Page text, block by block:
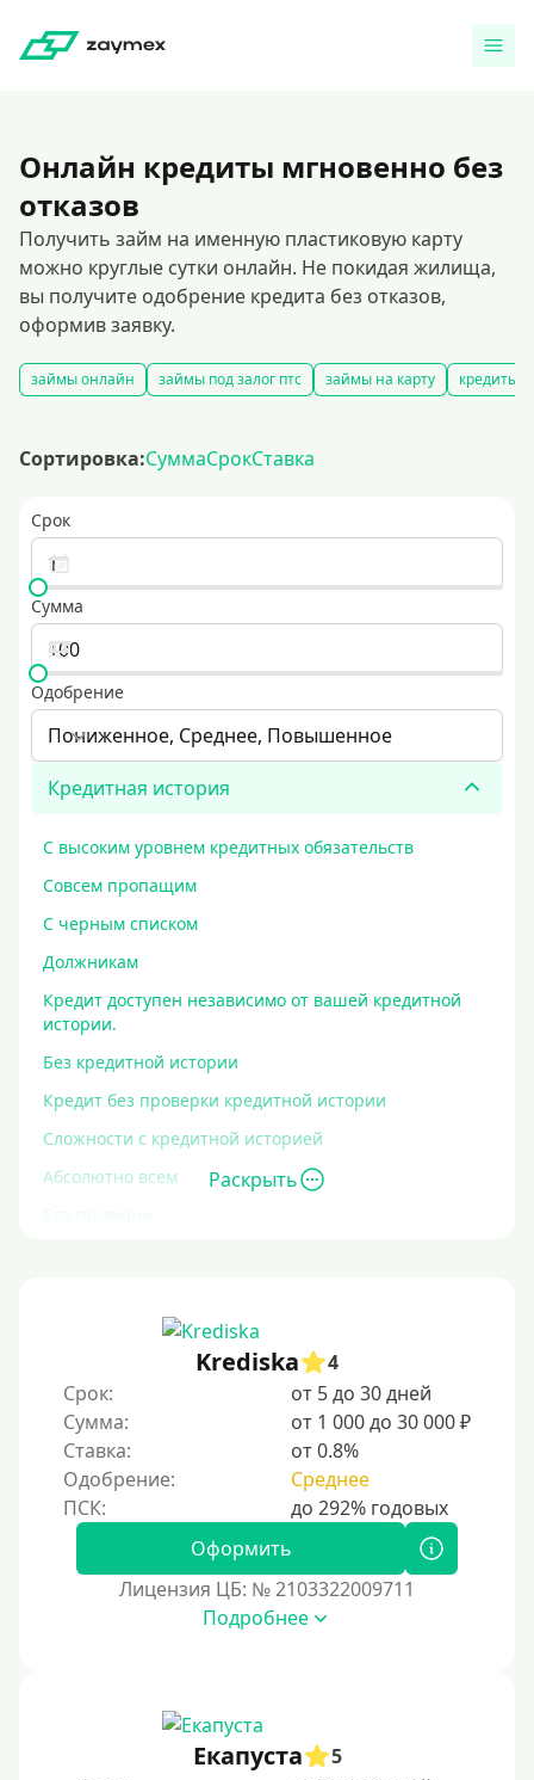
Онлайн кредиты мгновенно без
отказов
Получить займ на именную пластиковую карту
можно круглые сутки онлайн. Не покидая жилища,
вы получите одобрение кредита без отказов,
оформив заявку.
займы онлайн займы под залог птс займы на карту кредиты и
Сортировка:СуммаСрокСтавка
Срок
Сумма
Одобрение
Пониженное, Среднее, Повышенное
Кредитная история
С высоким уровнем кредитных обязательств
Совсем пропащим
С черным списком
Должникам
Кредит доступен независимо от вашей кредитной
истории.
Без кредитной истории
Кредит без проверки кредитной истории
Сложности с кредитной историей
Абсолютно всем
Без проверок
На карту без отказа
Залог
Под залог ПТС
Без залога
Под залог
Под залог недвижимости
Под ПТС спецтехники
Под ПТС грузового автомобиля
Раскрыть
Krediska
4
Срок:
от 5 до 30 дней
Сумма:
от 1 000 до 30 000 ₽
Ставка:
от 0.8%
Одобрение:
Среднее
Оформить
Лицензия ЦБ: № 2103322009711
Подробнее
Екапуста
5